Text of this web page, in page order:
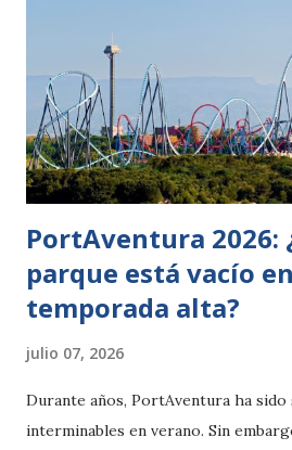
visitantes observar de cerca el
emblemática, especialmente en una
machos jóvenes empiezan a
como el crecimiento de la melena.
este pelo comienza a aparecer
PortAventura 2026:
parque está vacío
temporada alta?
julio 07, 2026
Durante años, PortAventura ha sido
interminables en verano. Sin